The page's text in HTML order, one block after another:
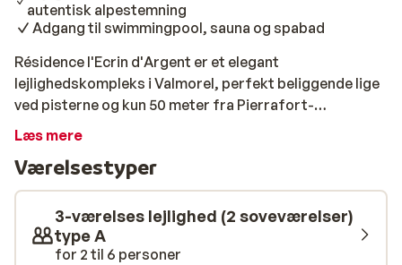
autentisk alpestemning
Adgang til swimmingpool, sauna og spabad
Résidence l'Ecrin d'Argent er et elegant
lejlighedskompleks i Valmorel, perfekt beliggende lige
ved pisterne og kun 50 meter fra Pierrafort-
svævebanen. Med lokale butikker, herunder et
du behøver, lige ved hånden. Résidence l'Ecrin d'Argent
tilbyder et udvalg af moderne lejligheder, der spænder
fra 1 til 3 soveværelser - alle udstyret med et praktisk
tekøkken og en privat balkon eller terrasse. Uanset om
du rejser som par eller med en større gruppe, finder du
Læs mere
Værelsestyper
3-værelses lejlighed (2 soveværelser)
type A
for 2 til 6 personer